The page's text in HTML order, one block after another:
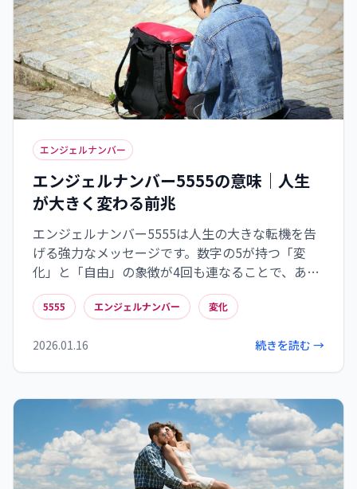
エンジェルナンバー
エンジェルナンバー5555の意味｜人生
が大きく変わる前兆
エンジェルナンバー5555は人生の大きな転機を告
げる強力なメッセージです。数字の5が持つ「変
化」と「自由」の象徴が4回も連なることで、あな
たの人生に重要な変革が訪れようとしていること
を示しています。このサインが現れたら、環境の変
兆に注目しましょう。変化への不安は自然なもの
ですが、それを手放し、新たな可能性に心を開く
グを活用し、天使からのギフトを最大限に受け取
る準備をしましょう。エンジェルナンバー5555
は、あなたの背中を押し、より充実した人生へと
導くサポートとなるでしょう。
5555 エンジェルナンバー 変化
2026.01.16 続きを読む →